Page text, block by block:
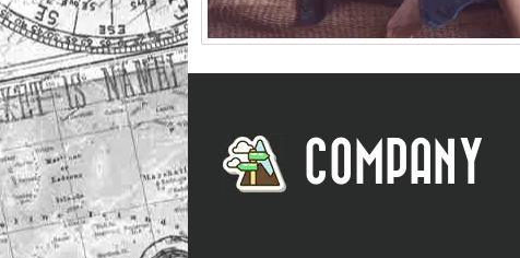
COMPANY